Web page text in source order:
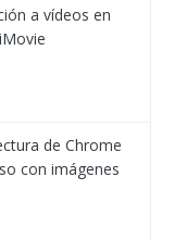
a vídeos en
de Chrome
con imágenes